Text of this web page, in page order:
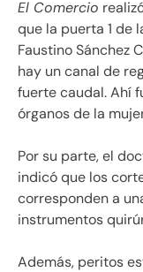
El Comercio
que la puerta 1 de
Faustino Sánchez
hay un canal de
fuerte caudal. Ahí
órganos de la
Por su parte, el
indicó que los
corresponden a
instrumentos
Además, peritos